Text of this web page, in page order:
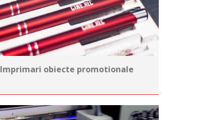
Imprimari obiecte promotionale